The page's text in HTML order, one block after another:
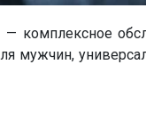
комплексное
мужчин,